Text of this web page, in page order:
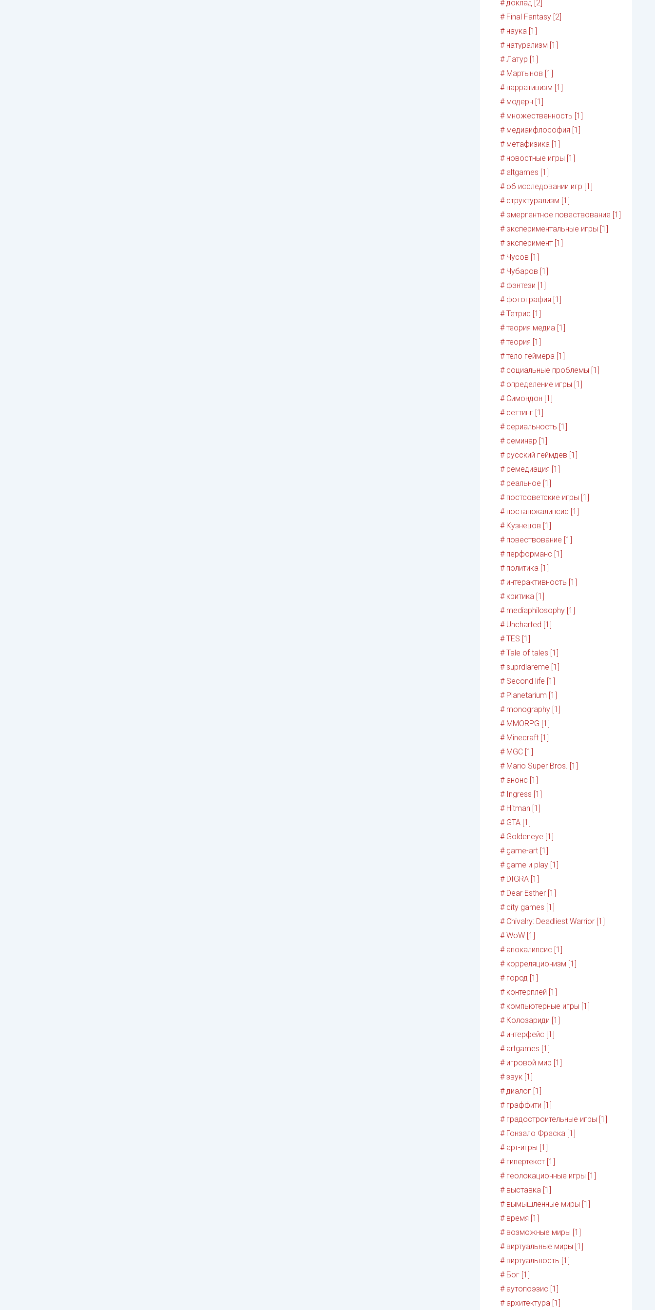
# доклад [2]
# Final Fantasy [2]
# наука [1]
# натурализм [1]
# Латур [1]
# Мартынов [1]
# нарративизм [1]
# модерн [1]
# множественность [1]
# медиаифлософия [1]
# метафизика [1]
# новостные игры [1]
# altgames [1]
# об исследовании игр [1]
# структурализм [1]
# эмергентное повествование [1]
# экспериментальные игры [1]
# эксперимент [1]
# Чусов [1]
# Чубаров [1]
# фэнтези [1]
# фотография [1]
# Тетрис [1]
# теория медиа [1]
# теория [1]
# тело геймера [1]
# социальные проблемы [1]
# определение игры [1]
# Симондон [1]
# сеттинг [1]
# сериальность [1]
# семинар [1]
# русский геймдев [1]
# ремедиация [1]
# реальное [1]
# постсоветские игры [1]
# постапокалипсис [1]
# Кузнецов [1]
# повествование [1]
# перформанс [1]
# политика [1]
# интерактивность [1]
# критика [1]
# mediaphilosophy [1]
# Uncharted [1]
# TES [1]
# Tale of tales [1]
# suprdlareme [1]
# Second life [1]
# Planetarium [1]
# monography [1]
# MMORPG [1]
# Minecraft [1]
# MGC [1]
# Mario Super Bros. [1]
# анонс [1]
# Ingress [1]
# Hitman [1]
# GTA [1]
# Goldeneye [1]
# game-art [1]
# game и play [1]
# DIGRA [1]
# Dear Esther [1]
# city games [1]
# Chivalry: Deadliest Warrior [1]
# WoW [1]
# апокалипсис [1]
# корреляционизм [1]
# город [1]
# контерплей [1]
# компьютерные игры [1]
# Колозариди [1]
# интерфейс [1]
# artgames [1]
# игровой мир [1]
# звук [1]
# диалог [1]
# граффити [1]
# градостроительные игры [1]
# Гонзало Фраска [1]
# арт-игры [1]
# гипертекст [1]
# геолокационные игры [1]
# выставка [1]
# вымышленные миры [1]
# время [1]
# возможные миры [1]
# виртуальные миры [1]
# виртуальность [1]
# Бог [1]
# аутопоэзис [1]
# архитектура [1]